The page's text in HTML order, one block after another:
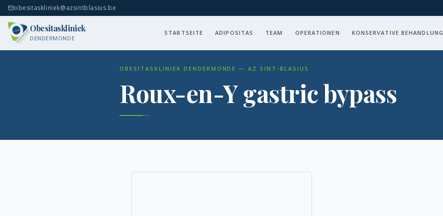
obesitaskliniek@azsintblasius.be
Obesitaskliniek
DENDERMONDE
STARTSEITE ADIPOSITAS TEAM OPERATIONEN KONSERVATIVE BEHANDLUNG
OBESITASKLINIEK DENDERMONDE — AZ SINT-BLASIUS
Roux-en-Y gastric bypass